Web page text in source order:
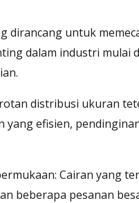
dirancang untuk
dalam industri mulai
distribusi ukuran
efisien,
Cairan yang
beberapa pesanan